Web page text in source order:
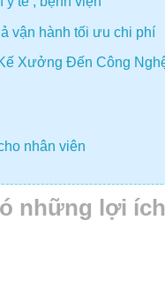
vận hành tối ưu chi phí
Xưởng Đến Công
nhân viên
những lợi ích